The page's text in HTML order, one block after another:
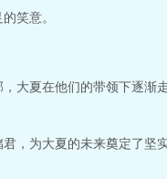
笑意。
大夏在他们的带领下逐
，为大夏的未来奠定了坚实